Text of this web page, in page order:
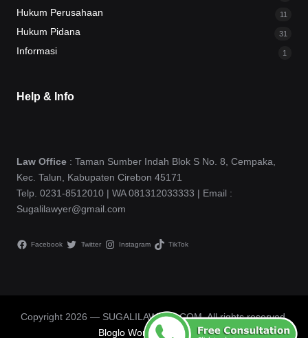
Hukum Perusahaan 11
Hukum Pidana 31
Informasi 1
Help & Info
Law Office : Taman Sumber Indah Blok S No. 8, Cempaka,
Kec. Talun, Kabupaten Cirebon 45171
Telp. 0231-8512010 | WA 081312033333 | Email :
Sugalilawyer@gmail.com
Facebook Twitter Instagram TikTok
Copyright 2026 — SUGALILAWYER.COM. All rights reserved.
Bloglo WordPress Theme